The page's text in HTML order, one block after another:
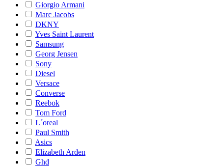
Giorgio Armani
Marc Jacobs
DKNY
Yves Saint Laurent
Samsung
Georg Jensen
Sony
Diesel
Versace
Converse
Reebok
Tom Ford
L´oreal
Paul Smith
Asics
Elizabeth Arden
Ghd